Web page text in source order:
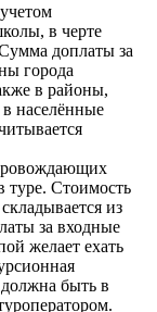
в черте
доплаты за
города
в районы,
населённые
туре. Стоимость
из
за входные
желает ехать
быть в